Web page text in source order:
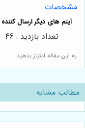
مشخصات
به این مقاله امتیاز بدهید :
تعداد بازدید : 46
مطالب مشابه